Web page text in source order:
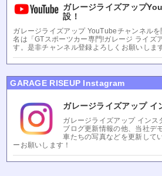
ガレージライズアップ
設！
ガレージライズアップ YouTubeチャンネル
名は「GTスポーツカー専門!ガレージ ライズ
す。是非チャンネル登録よろしくお願いしま
GARAGE RISEUP Instagram
ガレージライズアップ イ
ガレージライズアップ インス
ブログ更新情報の他、当社デ
車たちの写真などを更新して
ーお願いします！